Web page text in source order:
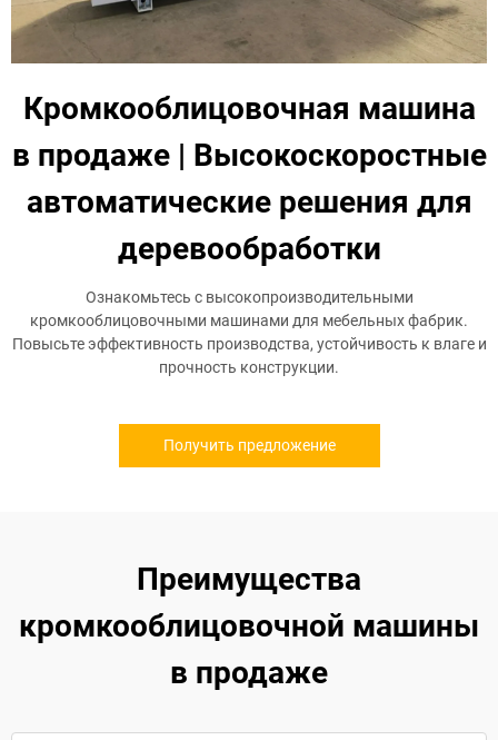
Кромкооблицовочная машина
в продаже | Высокоскоростные
автоматические решения для
деревообработки
Ознакомьтесь с высокопроизводительными
кромкооблицовочными машинами для мебельных фабрик.
Повысьте эффективность производства, устойчивость к влаге и
прочность конструкции.
Получить предложение
Преимущества
кромкооблицовочной машины
в продаже